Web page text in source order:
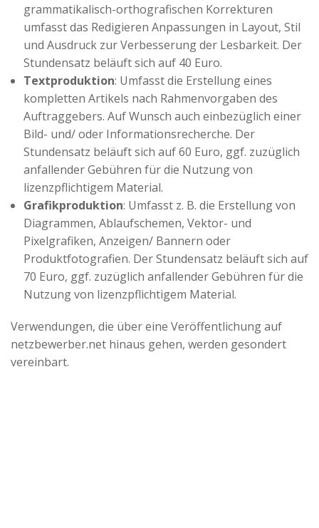
grammatikalisch-orthografischen Korrekturen
umfasst das Redigieren Anpassungen in Layout, Stil
und Ausdruck zur Verbesserung der Lesbarkeit. Der
Stundensatz beläuft sich auf 40 Euro.
Textproduktion: Umfasst die Erstellung eines
kompletten Artikels nach Rahmenvorgaben des
Auftraggebers. Auf Wunsch auch einbezüglich einer
Bild- und/ oder Informationsrecherche. Der
Stundensatz beläuft sich auf 60 Euro, ggf. zuzüglich
anfallender Gebühren für die Nutzung von
lizenzpflichtigem Material.
Grafikproduktion: Umfasst z. B. die Erstellung von
Diagrammen, Ablaufschemen, Vektor- und
Pixelgrafiken, Anzeigen/ Bannern oder
Produktfotografien. Der Stundensatz beläuft sich auf
70 Euro, ggf. zuzüglich anfallender Gebühren für die
Nutzung von lizenzpflichtigem Material.
Verwendungen, die über eine Veröffentlichung auf
netzbewerber.net hinaus gehen, werden gesondert
vereinbart.